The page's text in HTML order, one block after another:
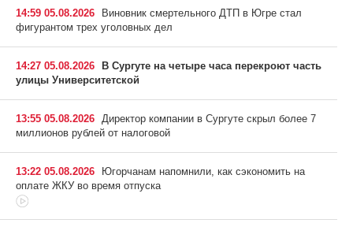
14:59 05.08.2026
Виновник смертельного ДТП в Югре стал
фигурантом трех уголовных дел
14:27 05.08.2026
В Сургуте на четыре часа перекроют часть
улицы Университетской
13:55 05.08.2026 Директор компании в Сургуте скрыл более 7
миллионов рублей от налоговой
13:22 05.08.2026
Югорчанам напомнили, как сэкономить на
оплате ЖКУ во время отпуска